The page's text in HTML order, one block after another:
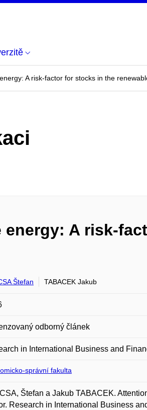
A risk-factor for stocks in the
A risk-
Štefan TABACEK Jakub
odborný článek
in International Business and
správní fakulta
Štefan a Jakub TABACEK.
Research in International Business